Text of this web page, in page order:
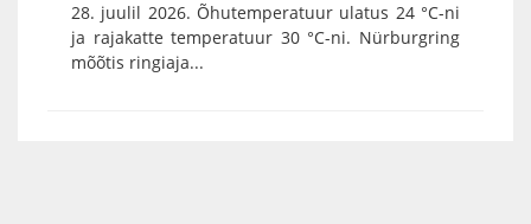
28. juulil 2026. Õhutemperatuur ulatus 24 °C-ni
ja rajakatte temperatuur 30 °C-ni. Nürburgring
mõõtis ringiaja...